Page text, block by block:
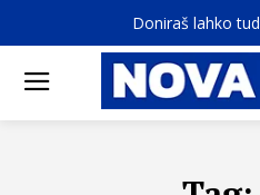
Doniraš lahko